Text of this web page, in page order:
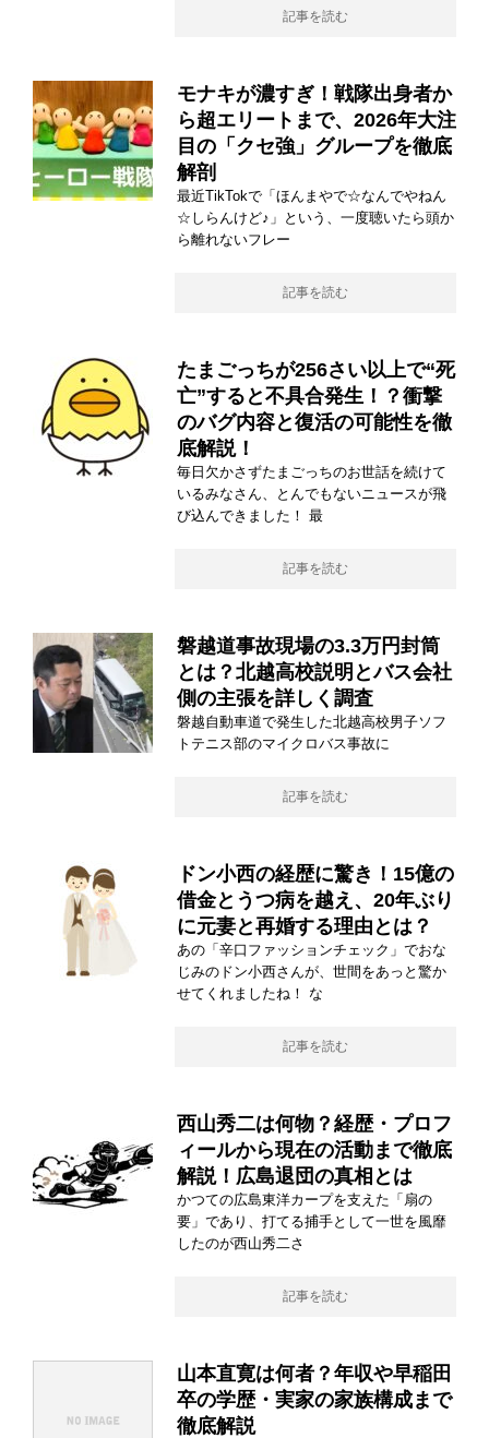
記事を読む
モナキが濃すぎ！戦隊出身者か
ら超エリートまで、2026年大注
目の「クセ強」グループを徹底
解剖
最近TikTokで「ほんまやで☆なんでやねん
☆しらんけど♪」という、一度聴いたら頭か
ら離れないフレー
記事を読む
たまごっちが256さい以上で“死
亡”すると不具合発生！？衝撃
のバグ内容と復活の可能性を徹
底解説！
毎日欠かさずたまごっちのお世話を続けて
いるみなさん、とんでもないニュースが飛
び込んできました！ 最
記事を読む
磐越道事故現場の3.3万円封筒
とは？北越高校説明とバス会社
側の主張を詳しく調査
磐越自動車道で発生した北越高校男子ソフ
トテニス部のマイクロバス事故に
記事を読む
ドン小西の経歴に驚き！15億の
借金とうつ病を越え、20年ぶり
に元妻と再婚する理由とは？
あの「辛口ファッションチェック」でおな
じみのドン小西さんが、世間をあっと驚か
せてくれましたね！ な
記事を読む
西山秀二は何物？経歴・プロフ
ィールから現在の活動まで徹底
解説！広島退団の真相とは
かつての広島東洋カープを支えた「扇の
要」であり、打てる捕手として一世を風靡
したのが西山秀二さ
記事を読む
山本直寛は何者？年収や早稲田
卒の学歴・実家の家族構成まで
徹底解説